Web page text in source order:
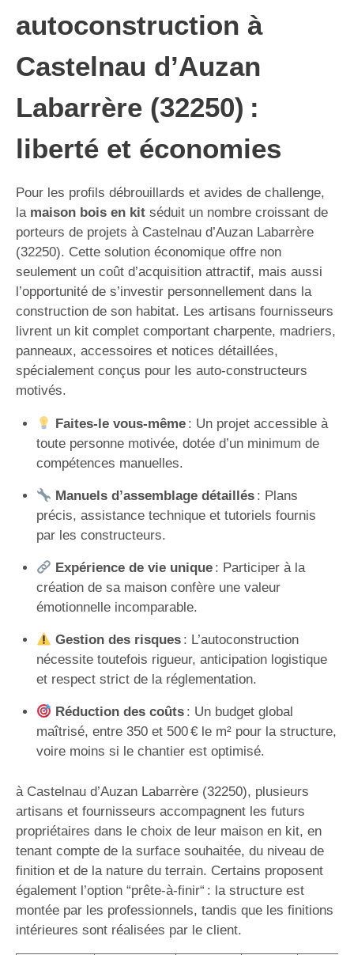
autoconstruction à
Castelnau d’Auzan
Labarrère (32250) :
liberté et économies
Pour les profils débrouillards et avides de challenge,
la maison bois en kit séduit un nombre croissant de
porteurs de projets à Castelnau d’Auzan Labarrère
(32250). Cette solution économique offre non
seulement un coût d’acquisition attractif, mais aussi
l’opportunité de s’investir personnellement dans la
construction de son habitat. Les artisans fournisseurs
livrent un kit complet comportant charpente, madriers,
panneaux, accessoires et notices détaillées,
spécialement conçus pour les auto-constructeurs
motivés.
Faites-le vous-même: Un projet accessible à
toute personne motivée, dotée d’un minimum de
compétences manuelles.
Manuels d’assemblage détaillés: Plans
précis, assistance technique et tutoriels fournis
par les constructeurs.
Expérience de vie unique: Participer à la
création de sa maison confère une valeur
émotionnelle incomparable.
Gestion des risques: L’autoconstruction
nécessite toutefois rigueur, anticipation logistique
et respect strict de la réglementation.
Réduction des coûts: Un budget global
maîtrisé, entre 350 et 500 € le m² pour la structure,
voire moins si le chantier est optimisé.
à Castelnau d’Auzan Labarrère (32250), plusieurs
artisans et fournisseurs accompagnent les futurs
propriétaires dans le choix de leur maison en kit, en
tenant compte de la surface souhaitée, du niveau de
finition et de la nature du terrain. Certains proposent
également l’option “prête-à-finir“ : la structure est
montée par les professionnels, tandis que les finitions
intérieures sont réalisées par le client.